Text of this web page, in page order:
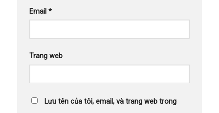
Email *
Trang web
Lưu tên của tôi, email, và trang web trong